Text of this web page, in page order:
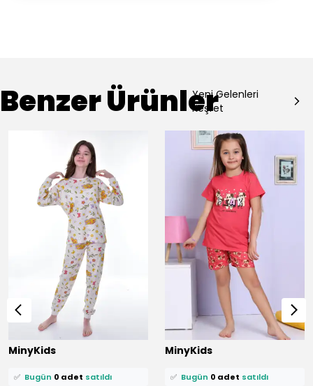
Benzer ÜrünlerYeni Gelenleri
Keşfet
MinyKids
⭐️ Bu ürünü 0 kişifavoriledi!
MinyKids
⭐️ Bu ürünü 0 kişifavoriledi!